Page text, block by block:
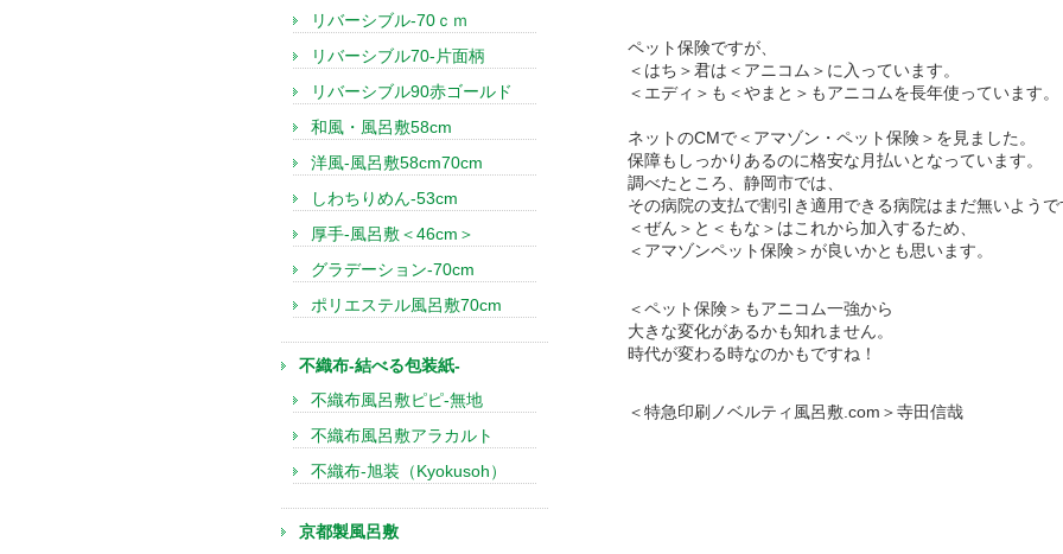
ペット保険ですが、
＜はち＞君は＜アニコム＞に入っています。
＜エディ＞も＜やまと＞もアニコムを長年使っています。
ネットのCMで＜アマゾン・ペット保険＞を見ました。
保障もしっかりあるのに格安な月払いとなっています。
調べたところ、静岡市では、
その病院の支払で割引き適用できる病院はまだ無いよう
＜ぜん＞と＜もな＞はこれから加入するため、
＜アマゾンペット保険＞が良いかとも思います。
＜ペット保険＞もアニコム一強から
大きな変化があるかも知れません。
時代が変わる時なのかもですね！
＜特急印刷ノベルティ風呂敷.com＞寺田信哉
リバーシブル-70ｃｍ
リバーシブル70-片面柄
リバーシブル90赤ゴールド
和風・風呂敷58cm
洋風-風呂敷58cm70cm
しわちりめん-53cm
厚手-風呂敷＜46cm＞
グラデーション-70cm
ポリエステル風呂敷70cm
不織布-結べる包装紙-
不織布風呂敷ピピ-無地
不織布風呂敷アラカルト
不織布-旭装（Kyokusoh）
京都製風呂敷